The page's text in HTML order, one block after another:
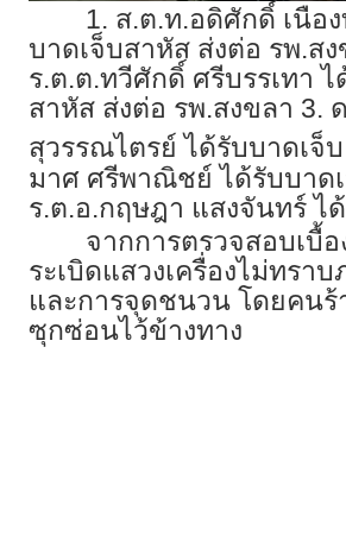
1. ส.ต.ท.อดิศักดิ์ เนือ
บาดเจ็บสาหัส ส่งต่อ รพ.สง
ร.ต.ต.ทวีศักดิ์ ศรีบรรเทา ไ
สาหัส ส่งต่อ รพ.สงขลา 3.
สุวรรณไตรย์ ได้รับบาดเจ็บ
มาศ ศรีพาณิชย์ ได้รับบาด
ร.ต.อ.กฤษฎา แสงจันทร์ ไ
จากการตรวจสอบเบื้
ระเบิดแสวงเครื่องไม่ทรา
และการจุดชนวน โดยคนร้
ซุกซ่อนไว้ข้างทาง